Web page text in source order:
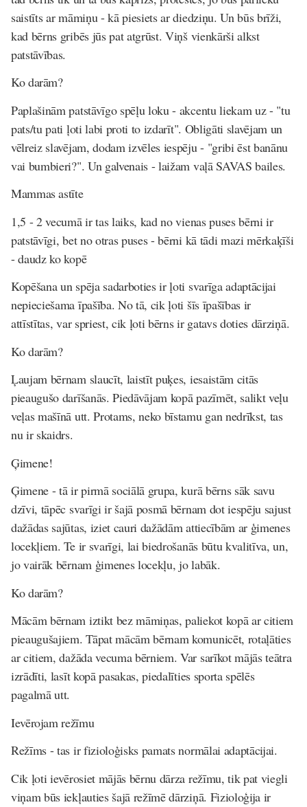
saistīts ar māmiņu - kā piesiets ar diedziņu. Un būs brīži,
kad bērns gribēs jūs pat atgrūst. Viņš vienkārši alkst
patstāvības.
Ko darām?
Paplašinām patstāvīgo spēļu loku - akcentu liekam uz - "tu
pats/tu pati ļoti labi proti to izdarīt". Obligāti slavējam un
vēlreiz slavējam, dodam izvēles iespēju - "gribi ēst banānu
vai bumbieri?". Un galvenais - laižam vaļā SAVAS bailes.
Mammas astīte
1,5 - 2 vecumā ir tas laiks, kad no vienas puses bērni ir
patstāvīgi, bet no otras puses - bērni kā tādi mazi mērkaķīši
- daudz ko kopē
Kopēšana un spēja sadarboties ir ļoti svarīga adaptācijai
nepieciešama īpašība. No tā, cik ļoti šīs īpašības ir
attīstītas, var spriest, cik ļoti bērns ir gatavs doties dārziņā.
Ko darām?
Ļaujam bērnam slaucīt, laistīt puķes, iesaistām citās
pieaugušo darīšanās. Piedāvājam kopā pazīmēt, salikt veļu
veļas mašīnā utt. Protams, neko bīstamu gan nedrīkst, tas
nu ir skaidrs.
Ģimene!
Ģimene - tā ir pirmā sociālā grupa, kurā bērns sāk savu
dzīvi, tāpēc svarīgi ir šajā posmā bērnam dot iespēju sajust
dažādas sajūtas, iziet cauri dažādām attiecībām ar ģimenes
locekļiem. Te ir svarīgi, lai biedrošanās būtu kvalitīva, un,
jo vairāk bērnam ģimenes locekļu, jo labāk.
Ko darām?
Mācām bērnam iztikt bez māmiņas, paliekot kopā ar citiem
pieaugušajiem. Tāpat mācām bērnam komunicēt, rotaļāties
ar citiem, dažāda vecuma bērniem. Var sarīkot mājās teātra
izrādīti, lasīt kopā pasakas, piedalīties sporta spēlēs
pagalmā utt.
Ievērojam režīmu
Režīms - tas ir fizioloģisks pamats normālai adaptācijai.
Cik ļoti ievērosiet mājās bērnu dārza režīmu, tik pat viegli
viņam būs iekļauties šajā režīmē dārziņā. Fizioloģija ir